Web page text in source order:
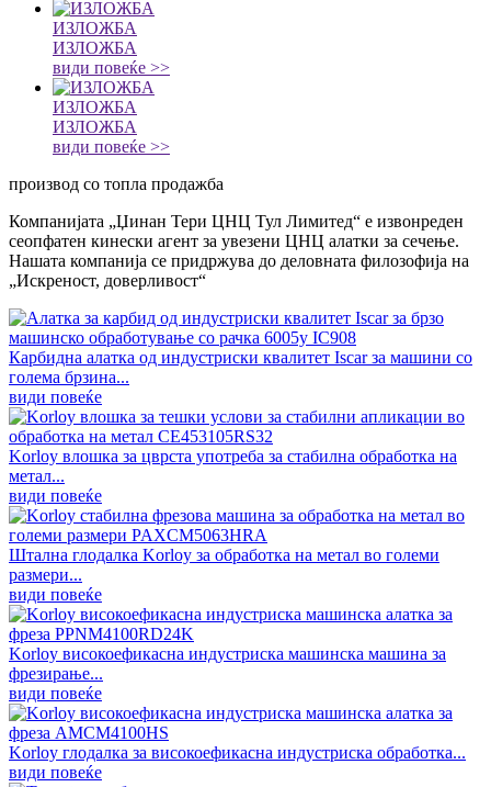
ИЗЛОЖБА
ИЗЛОЖБА
види повеќе >>
ИЗЛОЖБА
ИЗЛОЖБА
види повеќе >>
производ со топла продажба
Компанијата „Џинан Тери ЦНЦ Тул Лимитед“ е извонреден
сеопфатен кинески агент за увезени ЦНЦ алатки за сечење.
Нашата компанија се придржува до деловната филозофија на
„Искреност, доверливост“
Карбидна алатка од индустриски квалитет Iscar за машини со
голема брзина...
види повеќе
Korloy влошка за цврста употреба за стабилна обработка на
метал...
види повеќе
Штална глодалка Korloy за обработка на метал во големи
размери...
види повеќе
Korloy високоефикасна индустриска машинска машина за
фрезирање...
види повеќе
Korloy глодалка за високоефикасна индустриска обработка...
види повеќе